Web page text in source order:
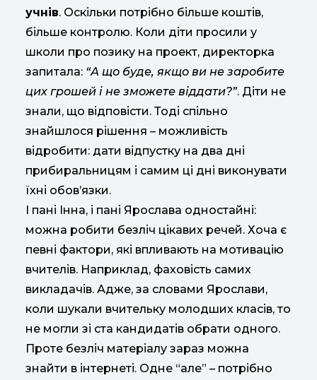
учнів. Оскільки потрібно більше коштів,
більше контролю. Коли діти просили у
школи про позику на проект, директорка
запитала: “А що буде, якщо ви не заробите
цих грошей і не зможете віддати?”. Діти не
знали, що відповісти. Тоді спільно
знайшлося рішення – можливість
відробити: дати відпустку на два дні
прибиральницям і самим ці дні виконувати
їхні обов’язки.
І пані Інна, і пані Ярослава одностайні:
можна робити безліч цікавих речей. Хоча є
певні фактори, які впливають на мотивацію
вчителів. Наприклад, фаховість самих
викладачів. Адже, за словами Ярослави,
коли шукали вчительку молодших класів, то
не могли зі ста кандидатів обрати одного.
Проте безліч матеріалу зараз можна
знайти в інтернеті. Одне “але” – потрібно